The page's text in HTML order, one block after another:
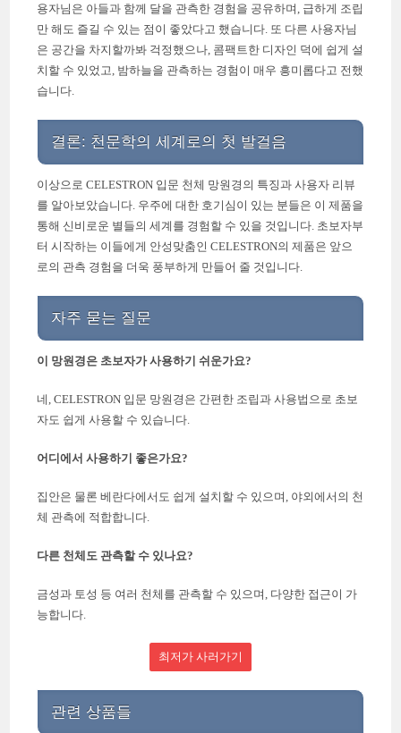
용자님은 아들과 함께 달을 관측한 경험을 공유하며, 급하게 조립
만 해도 즐길 수 있는 점이 좋았다고 했습니다. 또 다른 사용자님
은 공간을 차지할까봐 걱정했으나, 콤팩트한 디자인 덕에 쉽게 설
치할 수 있었고, 밤하늘을 관측하는 경험이 매우 흥미롭다고 전했
습니다.
결론: 천문학의 세계로의 첫 발걸음
이상으로 CELESTRON 입문 천체 망원경의 특징과 사용자 리뷰
를 알아보았습니다. 우주에 대한 호기심이 있는 분들은 이 제품을
통해 신비로운 별들의 세계를 경험할 수 있을 것입니다. 초보자부
터 시작하는 이들에게 안성맞춤인 CELESTRON의 제품은 앞으
로의 관측 경험을 더욱 풍부하게 만들어 줄 것입니다.
자주 묻는 질문
이 망원경은 초보자가 사용하기 쉬운가요?
네, CELESTRON 입문 망원경은 간편한 조립과 사용법으로 초보
자도 쉽게 사용할 수 있습니다.
어디에서 사용하기 좋은가요?
집안은 물론 베란다에서도 쉽게 설치할 수 있으며, 야외에서의 천
체 관측에 적합합니다.
다른 천체도 관측할 수 있나요?
금성과 토성 등 여러 천체를 관측할 수 있으며, 다양한 접근이 가
능합니다.
최저가 사러가기
관련 상품들